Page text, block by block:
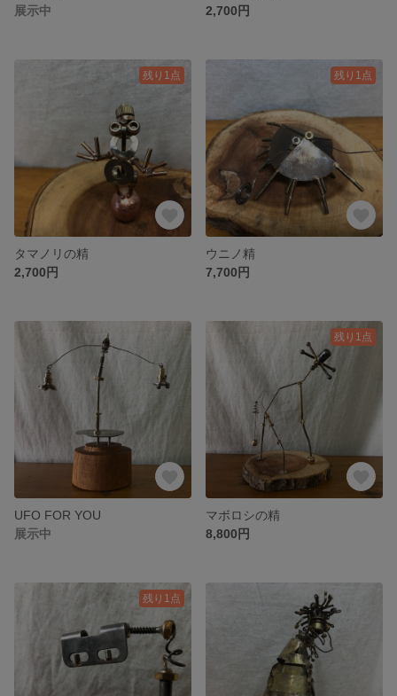
展示中
2,700円
残り1点
タマノリの精
2,700円
残り1点
ウニノ精
7,700円
UFO FOR YOU
展示中
残り1点
マボロシの精
8,800円
残り1点